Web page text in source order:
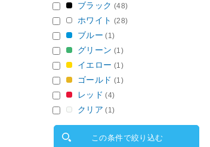
ブラック (48)
ホワイト (28)
ブルー (1)
グリーン (1)
イエロー (1)
ゴールド (1)
レッド (4)
クリア (1)
この条件で絞り込む